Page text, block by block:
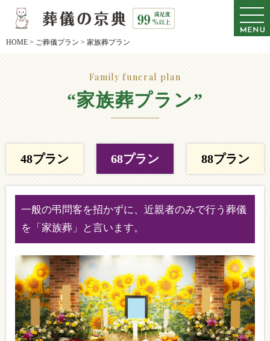
HOME > ご葬儀プラン > 家族葬プラン
Family funeral plan
“家族葬プラン”
48プラン 68プラン 88プラン
一般の弔問客を招かずに、近親者のみで行う葬儀
を「家族葬」と言います。